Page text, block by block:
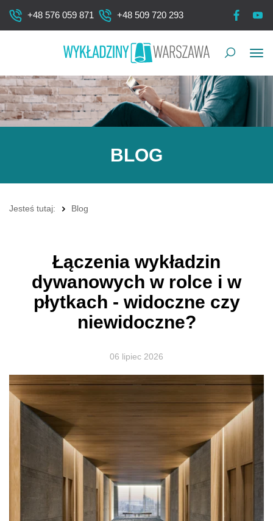
+48 576 059 871 +48 509 720 293
BLOG
Jesteś tutaj: Blog
Łączenia wykładzin
dywanowych w rolce i w
płytkach - widoczne czy
niewidoczne?
06 lipiec 2026